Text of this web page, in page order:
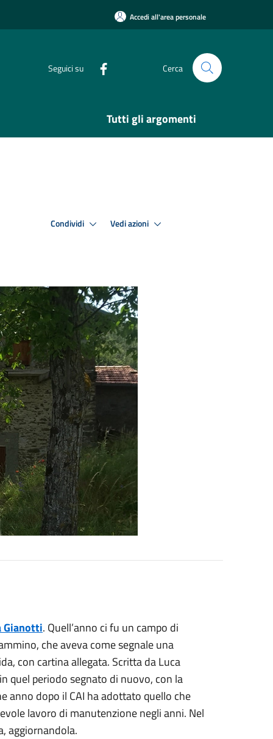
Accedi all'area personale
Seguici su Cerca
Tutti gli argomenti
Condividi Vedi azioni
Gianotti. Quell’anno ci fu un campo di
che aveva come segnale una
con cartina allegata. Scritta da Luca
quel periodo segnato di nuovo, con la
anno dopo il CAI ha adottato quello che
lavoro di manutenzione negli anni. Nel
aggiornandola.